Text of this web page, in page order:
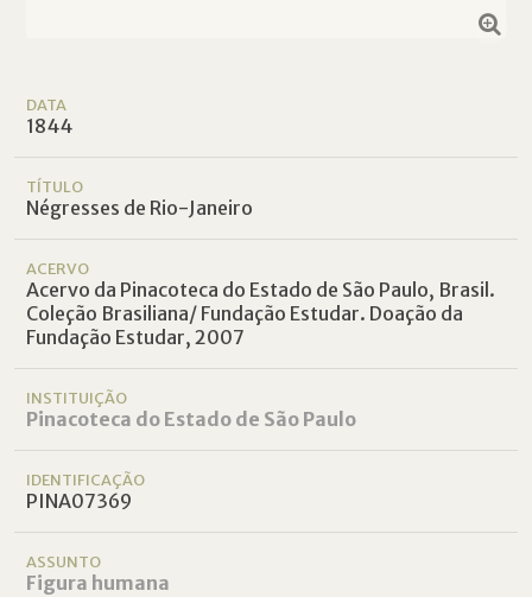
DATA
1844
TÍTULO
Négresses de Rio-Janeiro
ACERVO
Acervo da Pinacoteca do Estado de São Paulo, Brasil.
Coleção Brasiliana/ Fundação Estudar. Doação da
Fundação Estudar, 2007
INSTITUIÇÃO
Pinacoteca do Estado de São Paulo
IDENTIFICAÇÃO
PINA07369
ASSUNTO
Figura humana